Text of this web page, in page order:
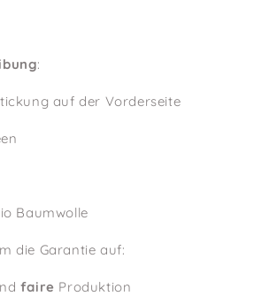
:
auf der Vorderseite
Baumwolle
die Garantie auf:
faire Produktion